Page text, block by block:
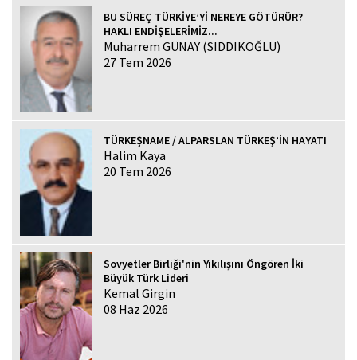
BU SÜREÇ TÜRKİYE’Yİ NEREYE GÖTÜRÜR?
HAKLI ENDİŞELERİMİZ...
Muharrem GÜNAY (SIDDIKOĞLU)
27 Tem 2026
TÜRKEŞNAME / ALPARSLAN TÜRKEŞ’İN HAYATI
Halim Kaya
20 Tem 2026
Sovyetler Birliği'nin Yıkılışını Öngören İki
Büyük Türk Lideri
Kemal Girgin
08 Haz 2026